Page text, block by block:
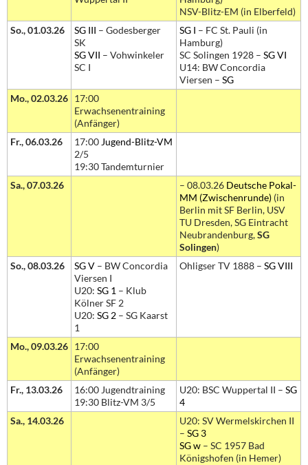
NSV-Blitz-EM (in Elberfeld)
So., 01.03.26
SG III – Godesberger
SK
SG VII – Vohwinkeler
SC I
SG I – FC St. Pauli (in
Hamburg)
SC Solingen 1928 – SG VI
U14: BW Concordia
Viersen – SG
Mo., 02.03.26 17:00
Erwachsenentraining
(Anfänger)
Fr., 06.03.26
17:00 Jugend-Blitz-VM
2/5
19:30 Tandemturnier
Sa., 07.03.26
– 08.03.26 Deutsche Pokal-
MM (Zwischenrunde) (in
Berlin mit SF Berlin, USV
TU Dresden, SG Eintracht
Neubrandenburg,SG
Solingen)
So., 08.03.26
SG V – BW Concordia
Viersen I
U20: SG 1 – Klub
Kölner SF 2
U20: SG 2 – SG Kaarst
1
Ohligser TV 1888 – SG VIII
Mo., 09.03.26 17:00
Erwachsenentraining
(Anfänger)
Fr., 13.03.26
16:00 Jugendtraining
19:30 Blitz-VM 3/5
U20: BSC Wuppertal II – SG
4
Sa., 14.03.26
U20: SV Wermelskirchen II
– SG 3
SG w – SC 1957 Bad
Königshofen (in Hemer)